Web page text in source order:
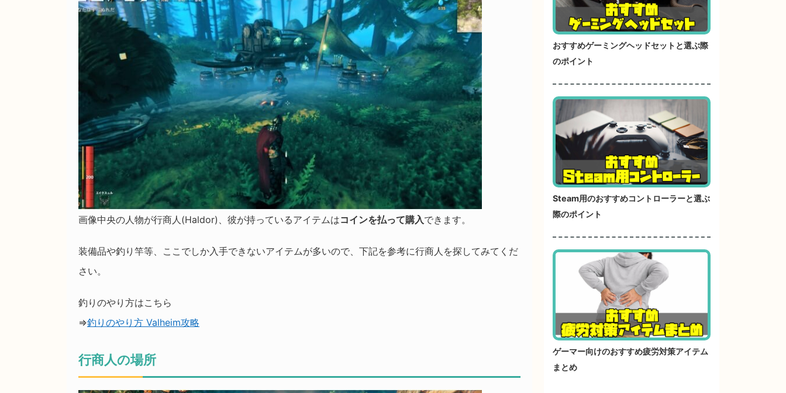
画像中央の人物が行商人(Haldor)、彼が持っているアイテムはコインを払って購入できます。
装備品や釣り竿等、ここでしか入手できないアイテムが多いので、下記を参考に行商人を探してみてくだ
さい。
釣りのやり方はこちら
⇒釣りのやり方 Valheim攻略
行商人の場所
おすすめゲーミングヘッドセットと選ぶ際
のポイント
Steam用のおすすめコントローラーと選ぶ
際のポイント
ゲーマー向けのおすすめ疲労対策アイテム
まとめ